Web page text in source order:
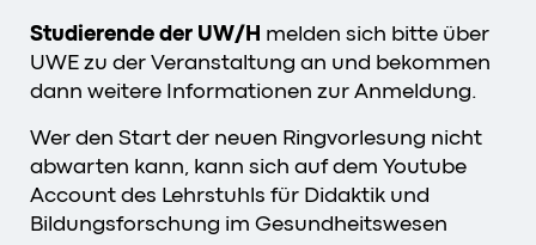
Studierende der UW/H melden sich bitte über
UWE zu der Veranstaltung an und bekommen
dann weitere Informationen zur Anmeldung.
Wer den Start der neuen Ringvorlesung nicht
abwarten kann, kann sich auf dem Youtube
Account des Lehrstuhls für Didaktik und
Bildungsforschung im Gesundheitswesen